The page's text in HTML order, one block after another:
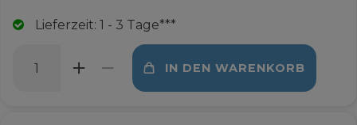
Lieferzeit: 1 - 3 Tage***
IN DEN WARENKORB